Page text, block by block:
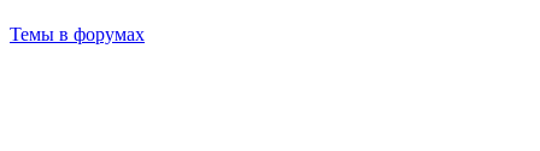
Темы в форумах